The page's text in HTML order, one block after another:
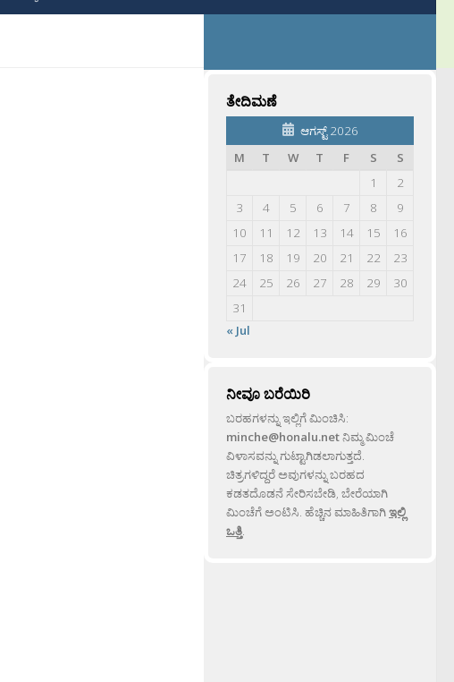
ತೇದಿಮಣೆ
ಆಗಸ್ಟ್ 2026
M
T W T F S
S
1
2
3
4 5 6 7 8
9
10
11 12 13 14 15
16
17
18 19 20 21 22
23
24
25 26 27 28 29
30
31
« Jul
ನೀವೂ ಬರೆಯಿರಿ
ಬರಹಗಳನ್ನು ಇಲ್ಲಿಗೆ ಮಿಂಚಿಸಿ:
minche@honalu.netನಿಮ್ಮ ಮಿಂಚೆ
ವಿಳಾಸವನ್ನು ಗುಟ್ಟಾಗಿಡಲಾಗುತ್ತದೆ.
ಚಿತ್ರಗಳಿದ್ದರೆ ಅವುಗಳನ್ನು ಬರಹದ
ಕಡತದೊಡನೆ ಸೇರಿಸಬೇಡಿ, ಬೇರೆಯಾಗಿ
ಮಿಂಚೆಗೆ ಅಂಟಿಸಿ. ಹೆಚ್ಚಿನ ಮಾಹಿತಿಗಾಗಿಇಲ್ಲಿ
ಒತ್ತಿ.